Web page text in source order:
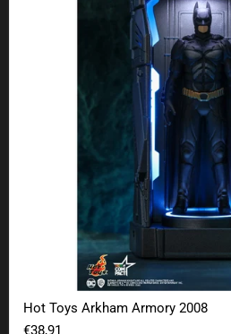
Hot Toys Arkham Armory 2008
€38,91